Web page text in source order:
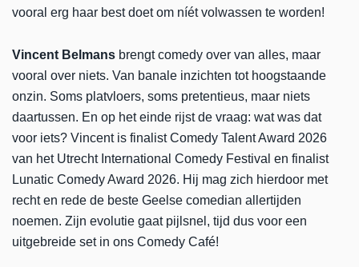
vooral erg haar best doet om níét volwassen te worden!
Vincent Belmans brengt comedy over van alles, maar
vooral over niets. Van banale inzichten tot hoogstaande
onzin. Soms platvloers, soms pretentieus, maar niets
daartussen. En op het einde rijst de vraag: wat was dat
voor iets? Vincent is finalist Comedy Talent Award 2026
van het Utrecht International Comedy Festival en finalist
Lunatic Comedy Award 2026. Hij mag zich hierdoor met
recht en rede de beste Geelse comedian allertijden
noemen. Zijn evolutie gaat pijlsnel, tijd dus voor een
uitgebreide set in ons Comedy Café!